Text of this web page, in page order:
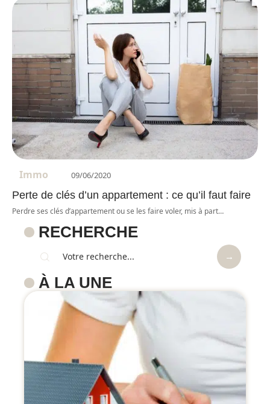
Immo 09/06/2020
Perte de clés d’un appartement : ce qu’il faut faire
Perdre ses clés d’appartement ou se les faire voler, mis à part…
RECHERCHE
À LA UNE